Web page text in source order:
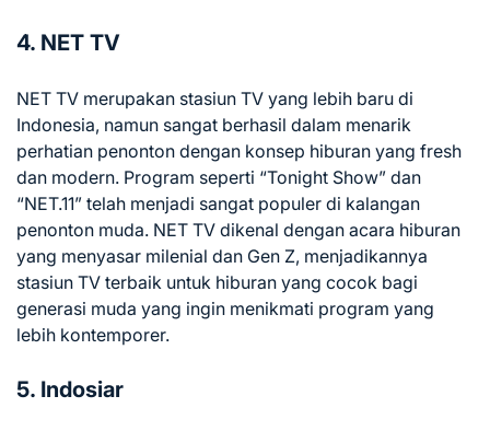
4. NET TV
NET TV merupakan stasiun TV yang lebih baru di
Indonesia, namun sangat berhasil dalam menarik
perhatian penonton dengan konsep hiburan yang fresh
dan modern. Program seperti “Tonight Show” dan
“NET.11” telah menjadi sangat populer di kalangan
penonton muda. NET TV dikenal dengan acara hiburan
yang menyasar milenial dan Gen Z, menjadikannya
stasiun TV terbaik untuk hiburan yang cocok bagi
generasi muda yang ingin menikmati program yang
lebih kontemporer.
5. Indosiar